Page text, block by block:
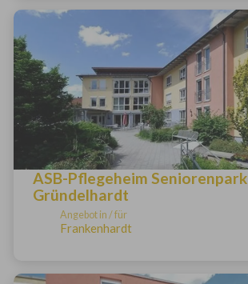
ASB-Pflegeheim Seniorenpark
Gründelhardt
Angebot in / für
Frankenhardt